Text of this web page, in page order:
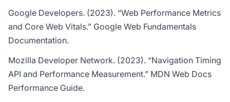
Google Developers. (2023). “Web Performance Metrics
and Core Web Vitals.” Google Web Fundamentals
Documentation.
Mozilla Developer Network. (2023). “Navigation Timing
API and Performance Measurement.” MDN Web Docs
Performance Guide.